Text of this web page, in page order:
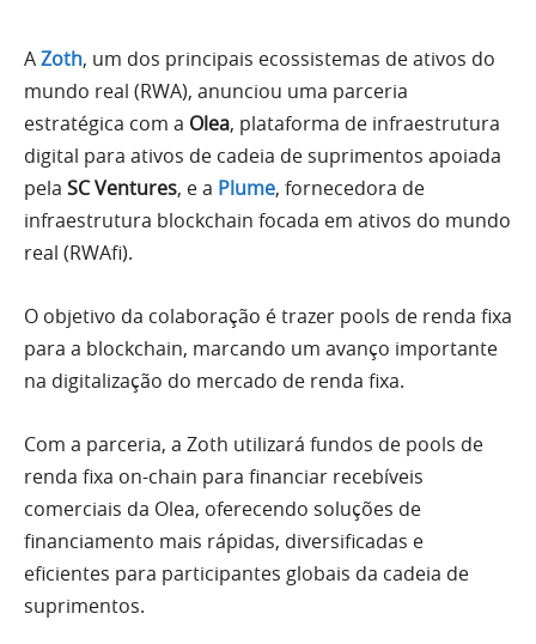
AZoth, um dos principais ecossistemas de ativos do
mundo real (RWA), anunciou uma parceria
estratégica com a Olea, plataforma de infraestrutura
digital para ativos de cadeia de suprimentos apoiada
pela SC Ventures, e a Plume, fornecedora de
infraestrutura blockchain focada em ativos do mundo
real (RWAfi).
O objetivo da colaboração é trazer pools de renda fixa
para a blockchain, marcando um avanço importante
na digitalização do mercado de renda fixa.
Com a parceria, a Zoth utilizará fundos de pools de
renda fixa on-chain para financiar recebíveis
comerciais da Olea, oferecendo soluções de
financiamento mais rápidas, diversificadas e
eficientes para participantes globais da cadeia de
suprimentos.